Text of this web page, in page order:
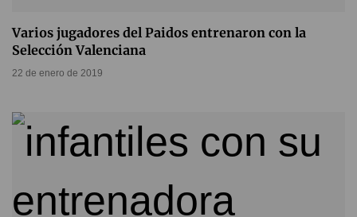
Varios jugadores del Paidos entrenaron con la
Selección Valenciana
22 de enero de 2019